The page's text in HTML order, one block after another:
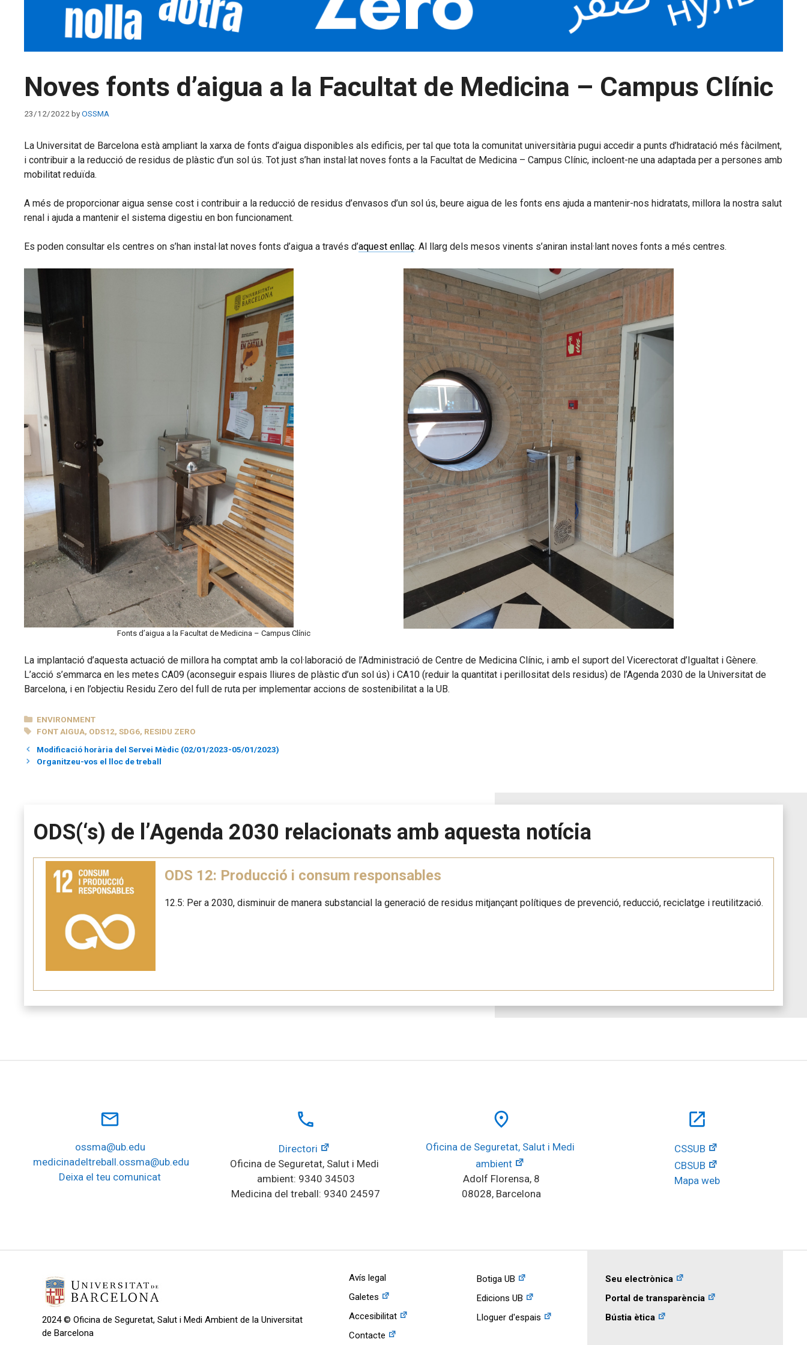
Noves fonts d’aigua a la Facultat de Medicina – Campus Clínic
23/12/2022 byOSSMA
La Universitat de Barcelona està ampliant la xarxa de fonts d’aigua disponibles als edificis, per tal que tota la comunitat universitària pugui accedir a punts d’hidratació més fàcilment,
i contribuir a la reducció de residus de plàstic d’un sol ús. Tot just s’han instal·lat noves fonts a la Facultat de Medicina – Campus Clínic, incloent-ne una adaptada per a persones amb
mobilitat reduïda.
A més de proporcionar aigua sense cost i contribuir a la reducció de residus d’envasos d’un sol ús, beure aigua de les fonts ens ajuda a mantenir-nos hidratats, millora la nostra salut
renal i ajuda a mantenir el sistema digestiu en bon funcionament.
Es poden consultar els centres on s’han instal·lat noves fonts d’aigua a través d’aquest enllaç. Al llarg dels mesos vinents s’aniran instal·lant noves fonts a més centres.
Fonts d’aigua a la Facultat de Medicina – Campus Clínic
La implantació d’aquesta actuació de millora ha comptat amb la col·laboració de l’Administració de Centre de Medicina Clínic, i amb el suport del Vicerectorat d’Igualtat i Gènere.
L’acció s’emmarca en les metes CA09 (aconseguir espais lliures de plàstic d’un sol ús) i CA10 (reduir la quantitat i perillositat dels residus) de l’Agenda 2030 de la Universitat de
Barcelona, i en l’objectiu Residu Zero del full de ruta per implementar accions de sostenibilitat a la UB.
CATEGORIES
ENVIRONMENT
TAGS
FONT AIGUA, ODS12,SDG6, RESIDU ZERO
Modificació horària del Servei Mèdic (02/01/2023-05/01/2023)
Organitzeu-vos el lloc de treball
ODS(‘s) de l’Agenda 2030 relacionats amb aquesta notícia
ODS 12: Producció i consum responsables
12.5: Per a 2030, disminuir de manera substancial la generació de residus mitjançant polítiques de prevenció, reducció, reciclatge i reutilització.
mail_outline
ossma@ub.edu
medicinadeltreball.ossma@ub.edu
Deixa el teu comunicat
local_phone
Directori
Oficina de Seguretat, Salut i Medi
ambient: 9340 34503
Medicina del treball: 9340 24597
place
Oficina de Seguretat, Salut i Medi
ambient
Adolf Florensa, 8
08028, Barcelona
open_in_new
CSSUB
CBSUB
Mapa web
2024 © Oficina de Seguretat, Salut i Medi Ambient de la Universitat
de Barcelona
Avís legal
Galetes
Accesibilitat
Contacte
Botiga UB
Edicions UB
Lloguer d'espais
Seu electrònica
Portal de transparència
Bústia ètica